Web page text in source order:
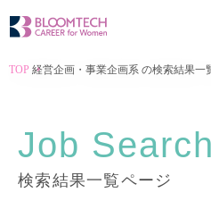
TOP 経営企画・事業企画系 の検索結果一
Job
検索結果一覧ページ